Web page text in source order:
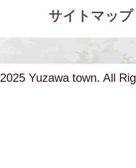
サイトマップ
Yuzawa town. All